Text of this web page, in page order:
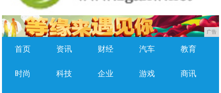
广告
首页 资讯 财经 汽车 教育
时尚 科技 企业 游戏 商讯